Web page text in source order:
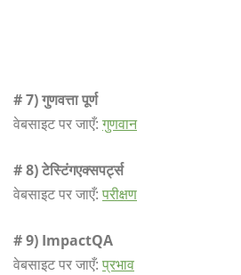
# 7) गुणवत्ता पूर्ण
वेबसाइट पर जाएँ: गुणवान
# 8) टेस्टिंगएक्सपर्ट्स
वेबसाइट पर जाएँ: परीक्षण
# 9) ImpactQA
वेबसाइट पर जाएँ: प्रभाव